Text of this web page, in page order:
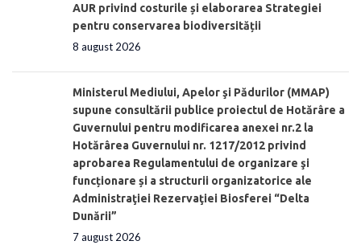
AUR privind costurile și elaborarea Strategiei
pentru conservarea biodiversității
8 august 2026
Ministerul Mediului, Apelor şi Pădurilor (MMAP)
supune consultării publice proiectul de Hotărâre a
Guvernului pentru modificarea anexei nr.2 la
Hotărârea Guvernului nr. 1217/2012 privind
aprobarea Regulamentului de organizare şi
funcționare și a structurii organizatorice ale
Administraţiei Rezervaţiei Biosferei “Delta
Dunării”
7 august 2026